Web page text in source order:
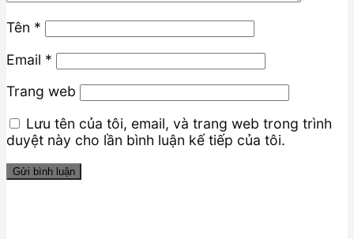
Tên *
Email *
Trang web
Lưu tên của tôi, email, và trang web trong trình
duyệt này cho lần bình luận kế tiếp của tôi.